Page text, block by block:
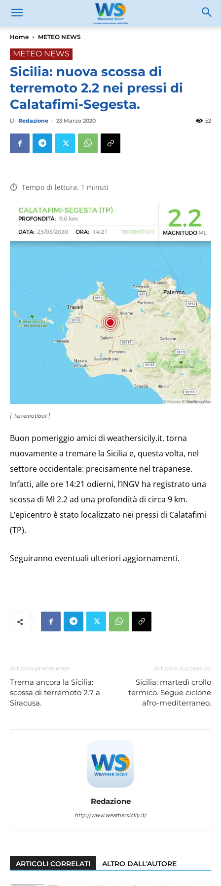
Home METEO NEWS
METEO NEWS
Sicilia: nuova scossa di
terremoto 2.2 nei pressi di
Calatafimi-Segesta.
Di Redazione - 23 Marzo 2020 52
Tempo di lettura: 1 minuti
| Terremotibot |
Buon pomeriggio amici di weathersicily.it, torna
nuovamente a tremare la Sicilia e, questa volta, nel
settore occidentale: precisamente nel trapanese.
Infatti, alle ore 14:21 odierni, l’INGV ha registrato una
scossa di Ml 2.2 ad una profondità di circa 9 km.
L’epicentro è stato localizzato nei pressi di Calatafimi
(TP).
Seguiranno eventuali ulteriori aggiornamenti.
Articolo precedente
Trema ancora la Sicilia:
scossa di terremoto 2.7 a
Siracusa.
Articolo successivo
Sicilia: martedì crollo
termico. Segue ciclone
afro-mediterraneo.
Redazione
http://www.weathersicily.it/
ARTICOLI CORRELATI ALTRO DALL'AUTORE